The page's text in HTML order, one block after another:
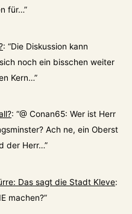
für…”
: “Die Diskussion kann
noch ein bisschen weiter
Kern…”
: “@ Conan65: Wer ist Herr
Ach ne, ein Oberst
der Herr…”
Das sagt die Stadt Kleve:
machen?”